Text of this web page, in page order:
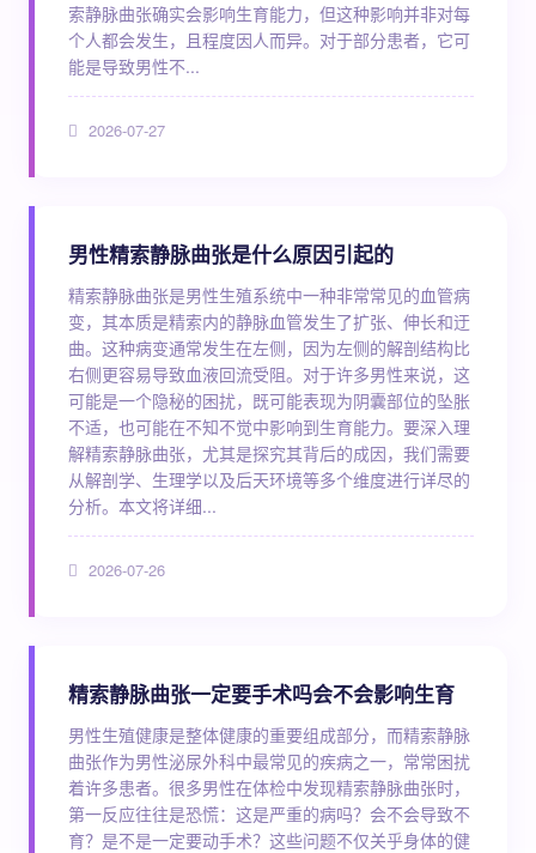
索静脉曲张确实会影响生育能力，但这种影响并非对每
个人都会发生，且程度因人而异。对于部分患者，它可
能是导致男性不...
2026-07-27
男性精索静脉曲张是什么原因引起的
精索静脉曲张是男性生殖系统中一种非常常见的血管病
变，其本质是精索内的静脉血管发生了扩张、伸长和迂
曲。这种病变通常发生在左侧，因为左侧的解剖结构比
右侧更容易导致血液回流受阻。对于许多男性来说，这
可能是一个隐秘的困扰，既可能表现为阴囊部位的坠胀
不适，也可能在不知不觉中影响到生育能力。要深入理
解精索静脉曲张，尤其是探究其背后的成因，我们需要
从解剖学、生理学以及后天环境等多个维度进行详尽的
分析。本文将详细...
2026-07-26
精索静脉曲张一定要手术吗会不会影响生育
男性生殖健康是整体健康的重要组成部分，而精索静脉
曲张作为男性泌尿外科中最常见的疾病之一，常常困扰
着许多患者。很多男性在体检中发现精索静脉曲张时，
第一反应往往是恐慌：这是严重的病吗？会不会导致不
育？是不是一定要动手术？这些问题不仅关乎身体的健